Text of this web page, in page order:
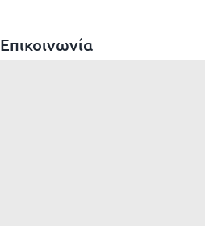
Επικοινωνία